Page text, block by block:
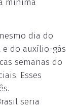
mínima
dia do
do auxílio-gás
semanas do
Esses
seria